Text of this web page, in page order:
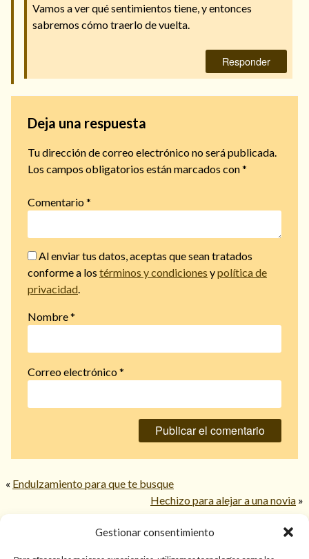
Gestionar consentimiento
Vamos a ver qué sentimientos tiene, y entonces
sabremos cómo traerlo de vuelta.
Responder
Deja una respuesta
Tu dirección de correo electrónico no será publicada.
Los campos obligatorios están marcados con*
Comentario*
Al enviar tus datos, aceptas que sean tratados
conforme a los términos y condiciones ypolítica de
privacidad.
Nombre*
Correo electrónico*
« Endulzamiento para que te busque
Hechizo para alejar a una novia »